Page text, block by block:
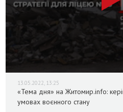
13.05.2022, 13:25
«Тема дня» на Житомир.info:
умовах воєнного стану